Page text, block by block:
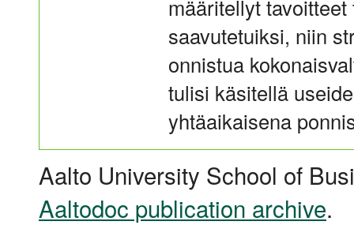
määritellyt
saavutetuiksi, niin
onnistua
tulisi käsitellä
yhtäaikaisena
Aalto University School of
Aaltodoc publication archive.